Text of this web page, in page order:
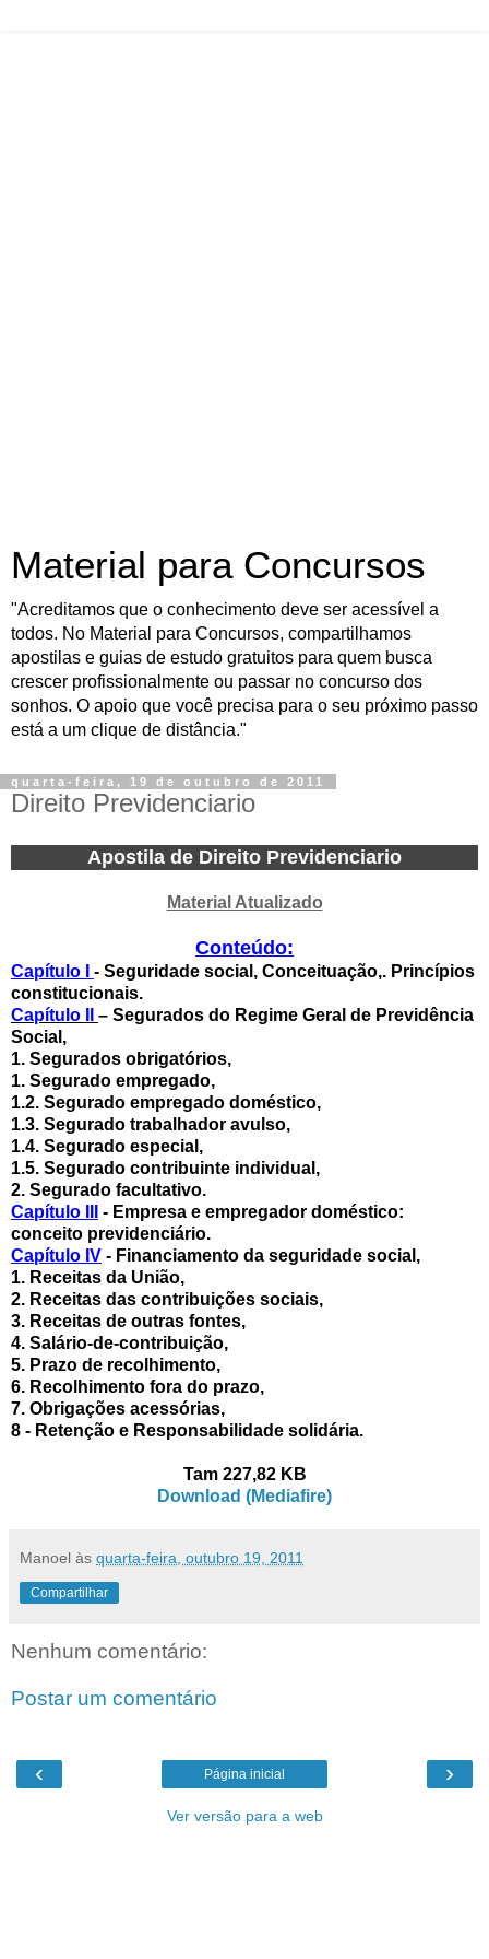
Material para Concursos
"Acreditamos que o conhecimento deve ser acessível a
todos. No Material para Concursos, compartilhamos
apostilas e guias de estudo gratuitos para quem busca
crescer profissionalmente ou passar no concurso dos
sonhos. O apoio que você precisa para o seu próximo passo
está a um clique de distância."
quarta-feira, 19 de outubro de 2011
Direito Previdenciario
Apostila de Direito Previdenciario
Material Atualizado
Conteúdo:
Capítulo I - Seguridade social, Conceituação,. Princípios
constitucionais.
Capítulo II
– Segurados do Regime Geral de Previdência
Social,
1. Segurados obrigatórios,
1. Segurado empregado,
1.2. Segurado empregado doméstico,
1.3. Segurado trabalhador avulso,
1.4. Segurado especial,
1.5. Segurado contribuinte individual,
2. Segurado facultativo.
Capítulo III
- Empresa e empregador doméstico:
conceito previdenciário.
Capítulo IV - Financiamento da seguridade social,
1. Receitas da União,
2. Receitas das contribuições sociais,
3. Receitas de outras fontes,
4. Salário-de-contribuição,
5. Prazo de recolhimento,
6. Recolhimento fora do prazo,
7. Obrigações acessórias,
8 - Retenção e Responsabilidade solidária.
Tam 227,82 KB
Download (Mediafire)
Manoel às quarta-feira, outubro 19, 2011
Compartilhar
Nenhum comentário:
Postar um comentário
‹ ›
Página inicial
Ver versão para a web